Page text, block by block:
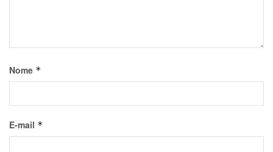
Nome *
E-mail *